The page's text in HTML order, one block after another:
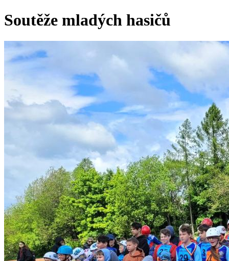
Soutěže mladých hasičů